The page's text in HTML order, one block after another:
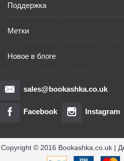
Поддержка
Метки
Новое в блоге
sales@bookashka.co.uk
Facebook Instagram
Copyright © 2016 Bookashka.co.uk |